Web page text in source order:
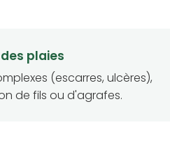
plaies
(escarres, ulcères),
de fils ou d'agrafes.